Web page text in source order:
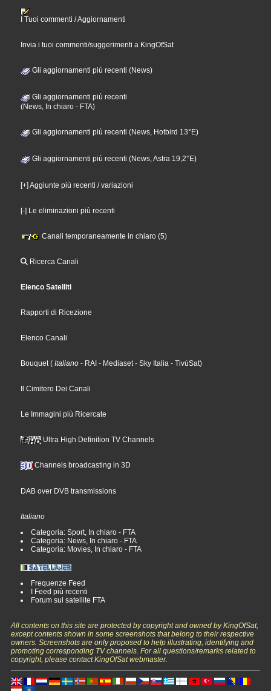
I Tuoi commenti / Aggiornamenti
Invia i tuoi commenti/suggerimenti a KingOfSat
Gli aggiornamenti più recenti (News)
Gli aggiornamenti più recenti
(News, In chiaro - FTA)
Gli aggiornamenti più recenti (News, Hotbird 13°E)
Gli aggiornamenti più recenti (News, Astra 19,2°E)
[+] Aggiunte più recenti / variazioni
[-] Le eliminazioni più recenti
Canali temporaneamente in chiaro (5)
Ricerca Canali
Elenco Satelliti
Rapporti di Ricezione
Elenco Canali
Bouquet ( Italiano - RAI - Mediaset - Sky Italia - TivùSat)
Il Cimitero Dei Canali
Le Immagini più Ricercate
Ultra High Definition TV Channels
Channels broadcasting in 3D
DAB over DVB transmissions
Italiano
Categoria: Sport, In chiaro - FTA
Categoria: News, In chiaro - FTA
Categoria: Movies, In chiaro - FTA
Frequenze Feed
I Feed più recenti
Forum sul satellite FTA
All contents on this site are protected by copyright and owned by KingOfSat,
except contents shown in some screenshots that belong to their respective
owners. Screenshots are only proposed to help illustrating, identifying and
promoting corresponding TV channels. For all questions/remarks related to
copyright, please contact KingOfSat webmaster.